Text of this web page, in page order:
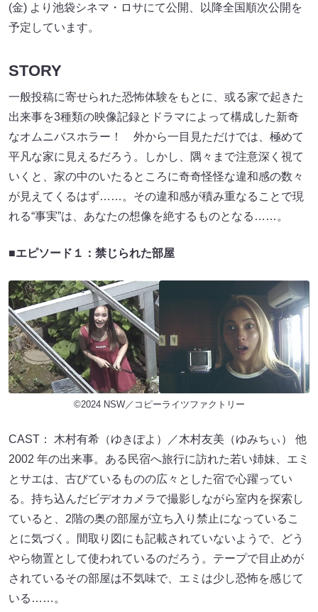
(金) より池袋シネマ・ロサにて公開、以降全国順次公開を
予定しています。
STORY
一般投稿に寄せられた恐怖体験をもとに、或る家で起きた
出来事を3種類の映像記録とドラマによって構成した新奇
なオムニバスホラー！ 外から一目見ただけでは、極めて
平凡な家に見えるだろう。しかし、隅々まで注意深く視て
いくと、家の中のいたるところに奇奇怪怪な違和感の数々
が見えてくるはず……。その違和感が積み重なることで現
れる“事実”は、あなたの想像を絶するものとなる……。
■エピソード１：禁じられた部屋
©2024 NSW／コピーライツファクトリー
CAST： 木村有希（ゆきぽよ）／木村友美（ゆみちぃ） 他
2002 年の出来事。ある民宿へ旅行に訪れた若い姉妹、エミ
とサエは、古びているものの広々とした宿で心躍ってい
る。持ち込んだビデオカメラで撮影しながら室内を探索し
ていると、2階の奥の部屋が立ち入り禁止になっているこ
とに気づく。間取り図にも記載されていないようで、どう
やら物置として使われているのだろう。テープで目止めが
されているその部屋は不気味で、エミは少し恐怖を感じて
いる……。